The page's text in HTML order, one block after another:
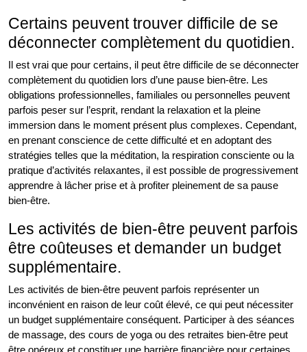
Certains peuvent trouver difficile de se
déconnecter complètement du quotidien.
Il est vrai que pour certains, il peut être difficile de se déconnecter
complètement du quotidien lors d’une pause bien-être. Les
obligations professionnelles, familiales ou personnelles peuvent
parfois peser sur l’esprit, rendant la relaxation et la pleine
immersion dans le moment présent plus complexes. Cependant,
en prenant conscience de cette difficulté et en adoptant des
stratégies telles que la méditation, la respiration consciente ou la
pratique d’activités relaxantes, il est possible de progressivement
apprendre à lâcher prise et à profiter pleinement de sa pause
bien-être.
Les activités de bien-être peuvent parfois
être coûteuses et demander un budget
supplémentaire.
Les activités de bien-être peuvent parfois représenter un
inconvénient en raison de leur coût élevé, ce qui peut nécessiter
un budget supplémentaire conséquent. Participer à des séances
de massage, des cours de yoga ou des retraites bien-être peut
être onéreux et constituer une barrière financière pour certaines